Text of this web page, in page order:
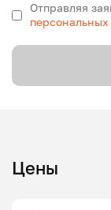
Отправляя
Цены